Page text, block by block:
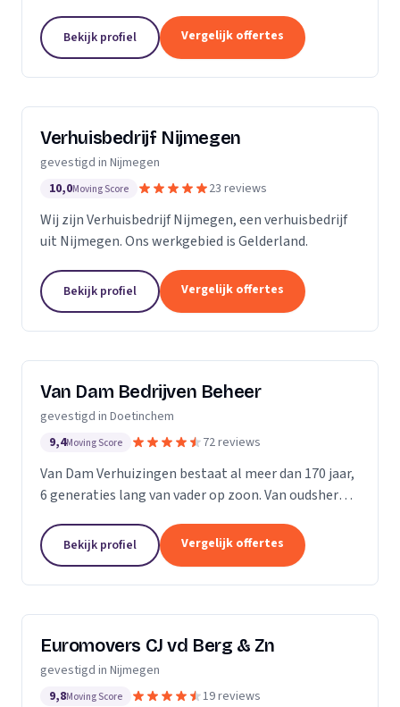
Bekijk profiel Vergelijk offertes
Verhuisbedrijf Nijmegen
gevestigd in Nijmegen
10,0Moving Score 23 reviews
Wij zijn Verhuisbedrijf Nijmegen, een verhuisbedrijf
uit Nijmegen. Ons werkgebied is Gelderland.
Bekijk profiel Vergelijk offertes
Van Dam Bedrijven Beheer
gevestigd in Doetinchem
9,4Moving Score 72 reviews
Van Dam Verhuizingen bestaat al meer dan 170 jaar,
6 generaties lang van vader op zoon. Van oudsher
en Doetinchem wordt heel de wereld aangedaan....
Bekijk profiel Vergelijk offertes
Euromovers CJ vd Berg & Zn
gevestigd in Nijmegen
9,8Moving Score 19 reviews